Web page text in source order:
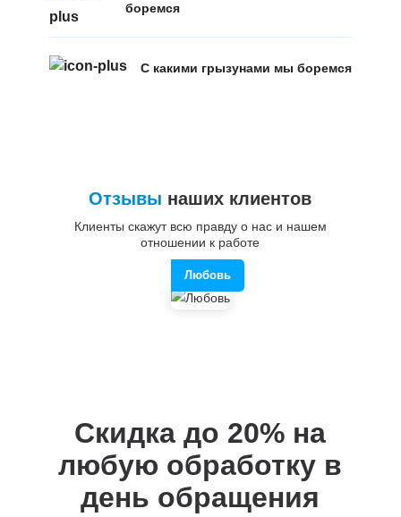
боремся
С какими грызунами мы боремся
Отзывы наших клиентов
Клиенты скажут всю правду о нас и нашем
отношении к работе
Любовь
Скидка до 20% на
любую обработку в
день обращения